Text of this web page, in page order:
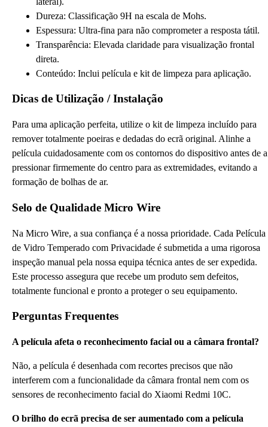
Dureza: Classificação 9H na escala de Mohs.
Espessura: Ultra-fina para não comprometer a resposta tátil.
Transparência: Elevada claridade para visualização frontal
direta.
Conteúdo: Inclui película e kit de limpeza para aplicação.
Dicas de Utilização / Instalação
Para uma aplicação perfeita, utilize o kit de limpeza incluído para
remover totalmente poeiras e dedadas do ecrã original. Alinhe a
película cuidadosamente com os contornos do dispositivo antes de a
pressionar firmemente do centro para as extremidades, evitando a
formação de bolhas de ar.
Selo de Qualidade Micro Wire
Na Micro Wire, a sua confiança é a nossa prioridade. Cada Película
de Vidro Temperado com Privacidade é submetida a uma rigorosa
inspeção manual pela nossa equipa técnica antes de ser expedida.
Este processo assegura que recebe um produto sem defeitos,
totalmente funcional e pronto a proteger o seu equipamento.
Perguntas Frequentes
A película afeta o reconhecimento facial ou a câmara frontal?
Não, a película é desenhada com recortes precisos que não
interferem com a funcionalidade da câmara frontal nem com os
sensores de reconhecimento facial do Xiaomi Redmi 10C.
O brilho do ecrã precisa de ser aumentado com a película